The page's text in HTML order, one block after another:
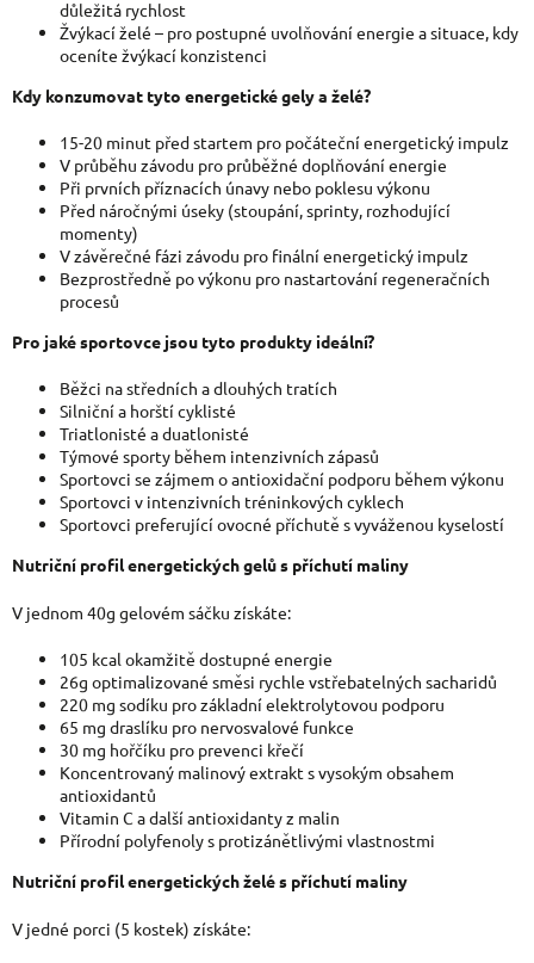
důležitá rychlost
Žvýkací želé – pro postupné uvolňování energie a situace, kdy
oceníte žvýkací konzistenci
Kdy konzumovat tyto energetické gely a želé?
15-20 minut před startem pro počáteční energetický impulz
V průběhu závodu pro průběžné doplňování energie
Při prvních příznacích únavy nebo poklesu výkonu
Před náročnými úseky (stoupání, sprinty, rozhodující
momenty)
V závěrečné fázi závodu pro finální energetický impulz
Bezprostředně po výkonu pro nastartování regeneračních
procesů
Pro jaké sportovce jsou tyto produkty ideální?
Běžci na středních a dlouhých tratích
Silniční a horští cyklisté
Triatlonisté a duatlonisté
Týmové sporty během intenzivních zápasů
Sportovci se zájmem o antioxidační podporu během výkonu
Sportovci v intenzivních tréninkových cyklech
Sportovci preferující ovocné příchutě s vyváženou kyselostí
Nutriční profil energetických gelů s příchutí maliny
V jednom 40g gelovém sáčku získáte:
105 kcal okamžitě dostupné energie
26g optimalizované směsi rychle vstřebatelných sacharidů
220 mg sodíku pro základní elektrolytovou podporu
65 mg draslíku pro nervosvalové funkce
30 mg hořčíku pro prevenci křečí
Koncentrovaný malinový extrakt s vysokým obsahem
antioxidantů
Vitamin C a další antioxidanty z malin
Přírodní polyfenoly s protizánětlivými vlastnostmi
Nutriční profil energetických želé s příchutí maliny
V jedné porci (5 kostek) získáte: